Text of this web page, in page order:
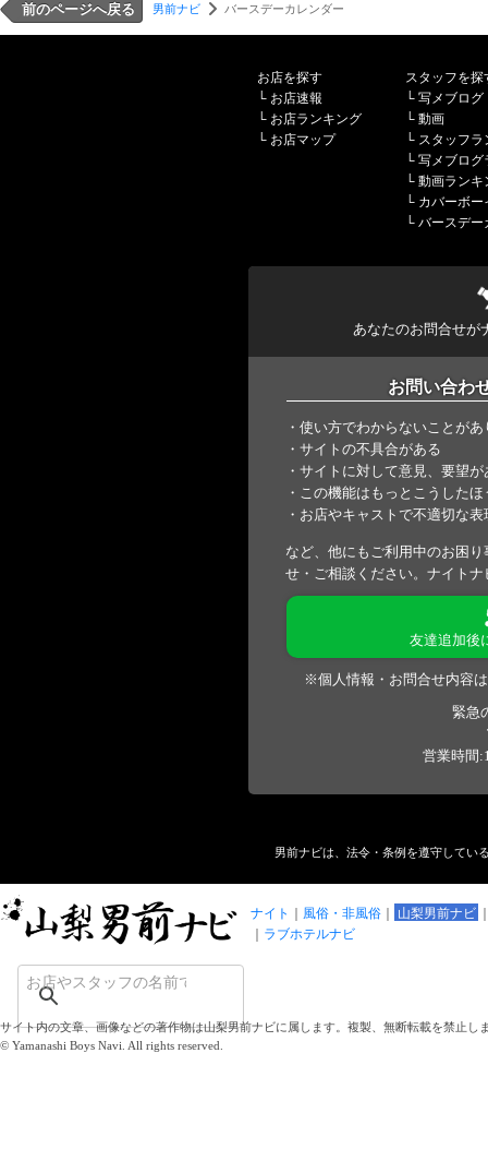
前のページへ戻る 男前ナビ バースデーカレンダー
お店を探す
└ お店速報
└ お店ランキング
└ お店マップ
スタッフを探
└ 写メブログ
└ 動画
└ スタッフラ
└ 写メブログ
└ 動画ランキ
└ カバーボー
└ バースデー
あなたのお問合せが
お問い合わ
・使い方でわからないことが
・サイトの不具合がある
・サイトに対して意見、要望が
・この機能はもっとこうした
・お店やキャストで不適切な
など、他にもご利用中のお困
せ・ご相談ください。ナイト
友達追加後
※個人情報・お問合せ内容
緊急
営業時間
男前ナビは、法令・条例を遵守してい
ナイト 風俗・非風俗
山梨男前ナビ
ラブホテルナビ
サイト内の文章、画像などの著作物は山梨男前ナビに属します。複製、無断転載を禁止し
© Yamanashi Boys Navi. All rights reserved.